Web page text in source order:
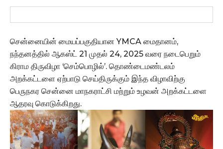
சென்னையின் மையப்பகுதியான YMCA மைதானம்,
நந்தனத்தில் ஆகஸ்ட் 21 முதல் 24, 2025 வரை நடைபெறும்
கிராம திருவிழா ‘செம்பொழில்’. தொண்டைமண்டலம்
அறக்கட்டளை ஏற்பாடு செய்திருக்கும் இந்த விழாவிற்கு
பெருநகர சென்னை மாநகராட்சி மற்றும் உழவன் அறக்கட்டளை
ஆதரவு கொடுக்கிறது.